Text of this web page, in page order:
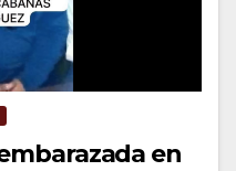
en